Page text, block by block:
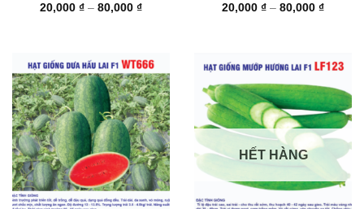
20,000 ₫ – 80,000 ₫Khoảng
80,000 ₫
20,000 ₫ – 80,000 ₫Khoảng
80,000
HẾT HÀNG